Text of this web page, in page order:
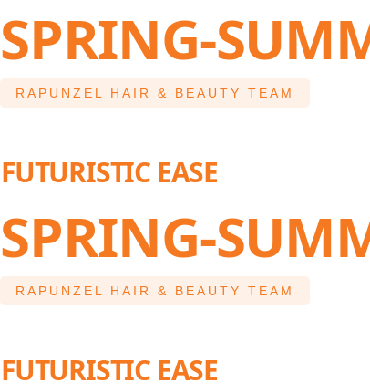
SPRING-
RAPUNZEL HAIR & BEAUTY TEAM
FUTURISTIC EASE
SPRING-
RAPUNZEL HAIR & BEAUTY TEAM
FUTURISTIC EASE